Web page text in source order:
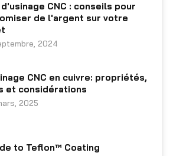
CNC : conseils pour
de l'argent sur votre
2024
CNC en cuivre: propriétés,
et considérations
2025
to Teflon™ Coating